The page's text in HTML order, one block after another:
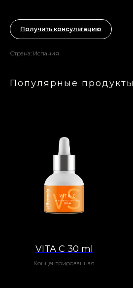
Получить консультацию
Страна: Испания
Популярные продукты
VITA C 30 ml
Концентрированная